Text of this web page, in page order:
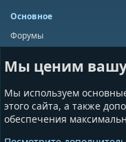
Основное
Форумы
Мини-чат
Ресурсы
Сообщества
Информация
Мы ценим
Мы используем
этого сайта, а также
обеспечения